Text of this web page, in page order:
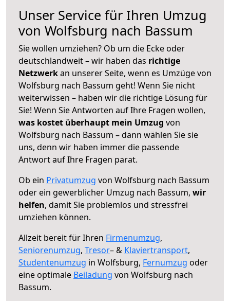
Unser Service für Ihren Umzug
von Wolfsburg nach Bassum
Sie wollen umziehen? Ob um die Ecke oder
deutschlandweit – wir haben das richtige
Netzwerkan unserer Seite, wenn es Umzüge von
Wolfsburg nach Bassum geht! Wenn Sie nicht
weiterwissen – haben wir die richtige Lösung für
Sie! Wenn Sie Antworten auf Ihre Fragen wollen,
was kostet überhaupt mein Umzug von
Wolfsburg nach Bassum – dann wählen Sie sie
uns, denn wir haben immer die passende
Antwort auf Ihre Fragen parat.
Ob ein Privatumzug von Wolfsburg nach Bassum
oder ein gewerblicher Umzug nach Bassum, wir
helfen, damit Sie problemlos und stressfrei
umziehen können.
Allzeit bereit für Ihren Firmenumzug,
Seniorenumzug, Tresor– & Klaviertransport,
Studentenumzug in Wolfsburg, Fernumzug oder
eine optimale Beiladung von Wolfsburg nach
Bassum.